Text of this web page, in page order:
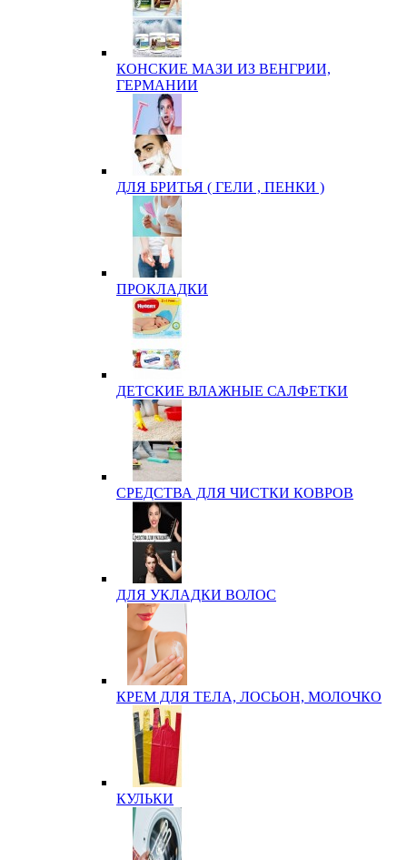
КОНСКИЕ МАЗИ ИЗ ВЕНГРИИ,
ГЕРМАНИИ
ДЛЯ БРИТЬЯ ( ГЕЛИ , ПЕНКИ )
ПРОКЛАДКИ
ДЕТСКИЕ ВЛАЖНЫЕ САЛФЕТКИ
СРЕДСТВА ДЛЯ ЧИСТКИ КОВРОВ
ДЛЯ УКЛАДКИ ВОЛОС
КРЕМ ДЛЯ ТЕЛА, ЛОСЬОН, МОЛОЧКО
КУЛЬКИ